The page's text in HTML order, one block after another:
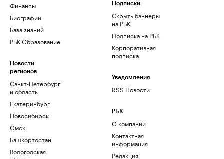
Финансы
Биографии
База знаний
РБК Образование
Новости
регионов
Санкт-Петербург
и область
Екатеринбург
Новосибирск
Омск
Башкортостан
Вологодская
Подписки
Скрыть баннеры
на РБК
Подписка на РБК
Корпоративная
подписка
Уведомления
RSS Новости
РБК
О компании
Контактная
информация
Редакция